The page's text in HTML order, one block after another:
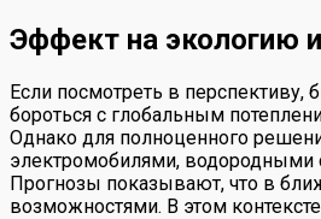
Эффект на экологию
Если посмотреть в перспективу,
бороться с глобальным
Однако для полноценного
электромобилями, водородными
Прогнозы показывают, что в
возможностями. В этом